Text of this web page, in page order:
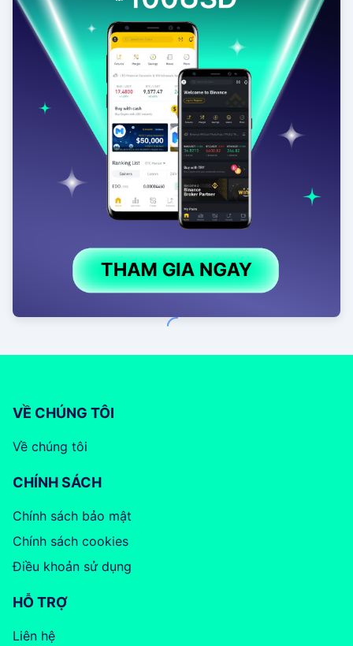
VỀ CHÚNG TÔI
Về chúng tôi
CHÍNH SÁCH
Chính sách bảo mật
Chính sách cookies
Điều khoản sử dụng
HỖ TRỢ
Liên hệ